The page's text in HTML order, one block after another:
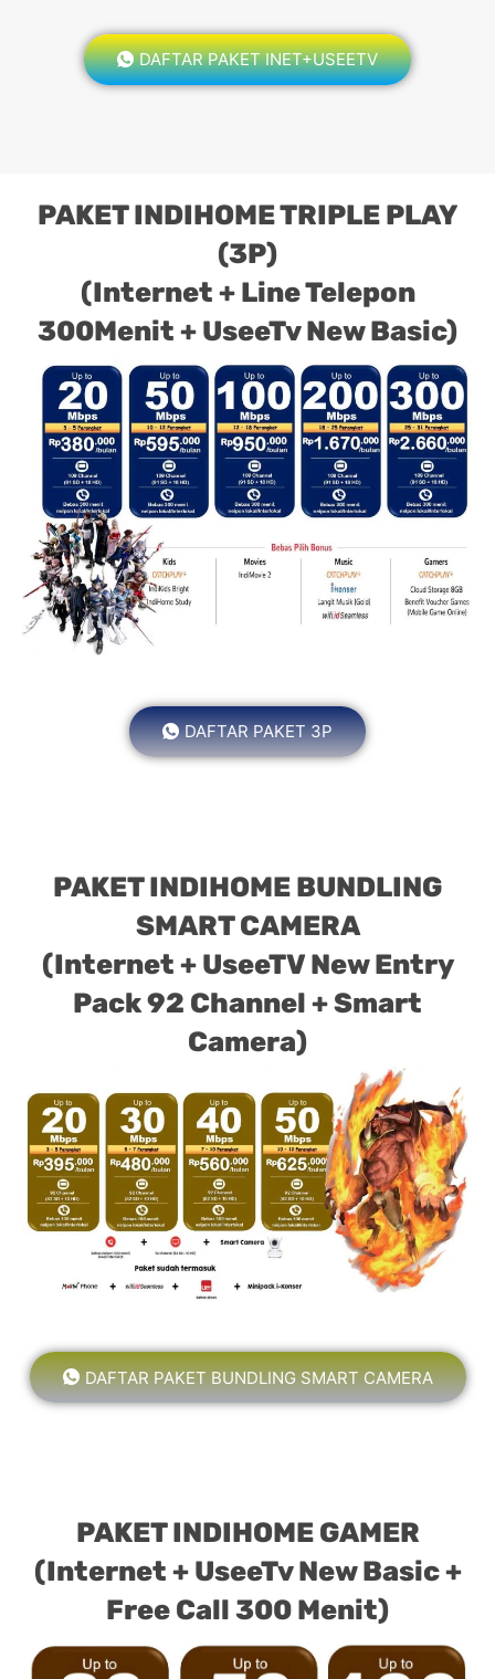
DAFTAR PAKET INET+USEETV
PAKET INDIHOME TRIPLE PLAY
(3P)
(Internet + Line Telepon
300Menit + UseeTv New Basic)
DAFTAR PAKET 3P
PAKET INDIHOME BUNDLING
SMART CAMERA
(Internet + UseeTV New Entry
Pack 92 Channel + Smart
Camera)
DAFTAR PAKET BUNDLING SMART CAMERA
PAKET INDIHOME GAMER
(Internet + UseeTv New Basic +
Free Call 300 Menit)